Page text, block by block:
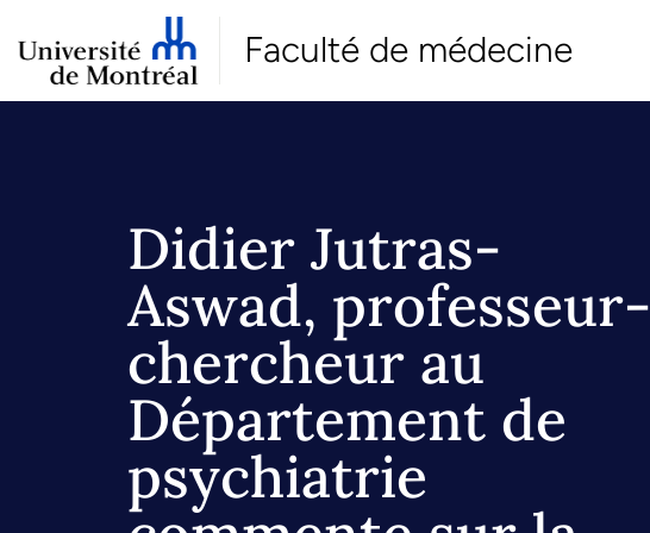
Faculté de médecine
Didier Jutras-
Aswad, professeur-
chercheur au
Département de
psychiatrie